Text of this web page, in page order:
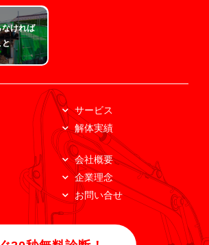
ければ
と
サービス
解体実績
会社概要
企業理念
お問い合せ